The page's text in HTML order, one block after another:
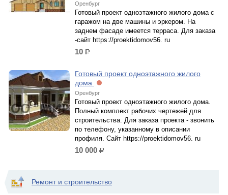
Оренбург
Готовый проект одноэтажного жилого дома с
гаражом на две машины и эркером. На
заднем фасаде имеется терраса. Для заказа
-сайт https://proektidomov56. ru
10 р.
Готовый проект одноэтажного жилого
дома
Оренбург
Готовый проект одноэтажного жилого дома.
Полный комплект рабочих чертежей для
строительства. Для заказа проекта - звонить
по телефону, указанному в описании
профиля. Сайт https://proektidomov56. ru
10 000 р.
Ремонт и строительство